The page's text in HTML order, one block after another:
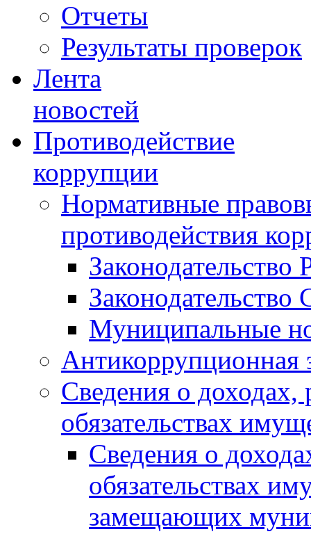
Отчеты
Результаты проверок
Лента
новостей
Противодействие
коррупции
Нормативные
противодействия
Законодательство
Муниципальные
Антикоррупционная
Сведения о доходах,
обязательствах
Сведения о
обязательствах
замещающих